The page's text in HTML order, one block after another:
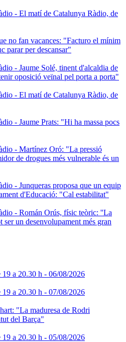
- El matí de Catalunya Ràdio, de
no fan vacances: "Facturo el mínim
parar per descansar"
- Jaume Solé, tinent d'alcaldia de
oposició veïnal pel porta a porta"
- El matí de Catalunya Ràdio, de
- Jaume Prats: "Hi ha massa pocs
- Martínez Oró: "La pressió
de drogues més vulnerable és un
- Junqueras proposa que un equip
d'Educació: "Cal estabilitat"
- Román Orús, físic teòric: ''La
un desenvolupament més gran
19 a 20.30 h - 06/08/2026
19 a 20.30 h - 07/08/2026
"La maduresa de Rodri
del Barça"
19 a 20.30 h - 05/08/2026